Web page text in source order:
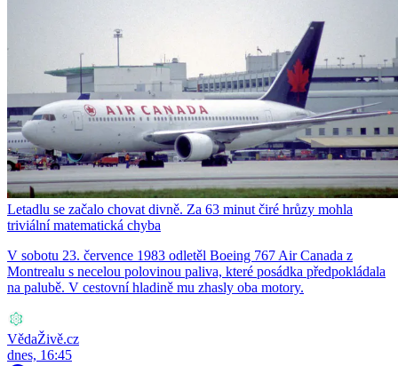
Letadlu se začalo chovat divně. Za 63 minut čiré hrůzy mohla
triviální matematická chyba
V sobotu 23. července 1983 odletěl Boeing 767 Air Canada z
Montrealu s necelou polovinou paliva, které posádka předpokládala
na palubě. V cestovní hladině mu zhasly oba motory.
VědaŽivě.cz
dnes, 16:45